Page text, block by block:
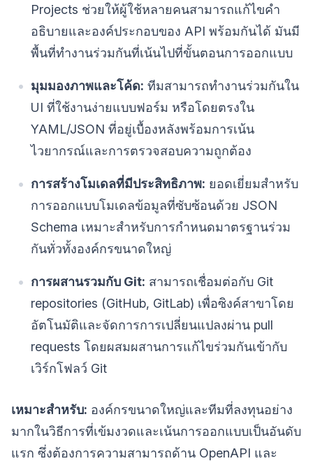
Projects ช่วยให้ผู้ใช้หลายคนสามารถแก้ไขคำ
อธิบายและองค์ประกอบของ API พร้อมกันได้ มันมี
พื้นที่ทำงานร่วมกันที่เน้นไปที่ขั้นตอนการออกแบบ
มุมมองภาพและโค้ด: ทีมสามารถทำงานร่วมกันใน
UI ที่ใช้งานง่ายแบบฟอร์ม หรือโดยตรงใน
YAML/JSON ที่อยู่เบื้องหลังพร้อมการเน้น
ไวยากรณ์และการตรวจสอบความถูกต้อง
การสร้างโมเดลที่มีประสิทธิภาพ: ยอดเยี่ยมสำหรับ
การออกแบบโมเดลข้อมูลที่ซับซ้อนด้วย JSON
Schema เหมาะสำหรับการกำหนดมาตรฐานร่วม
กันทั่วทั้งองค์กรขนาดใหญ่
การผสานรวมกับ Git: สามารถเชื่อมต่อกับ Git
repositories (GitHub, GitLab) เพื่อซิงค์สาขาโดย
อัตโนมัติและจัดการการเปลี่ยนแปลงผ่าน pull
requests โดยผสมผสานการแก้ไขร่วมกันเข้ากับ
เวิร์กโฟลว์ Git
เหมาะสำหรับ: องค์กรขนาดใหญ่และทีมที่ลงทุนอย่าง
มากในวิธีการที่เข้มงวดและเน้นการออกแบบเป็นอันดับ
แรก ซึ่งต้องการความสามารถด้าน OpenAPI และ